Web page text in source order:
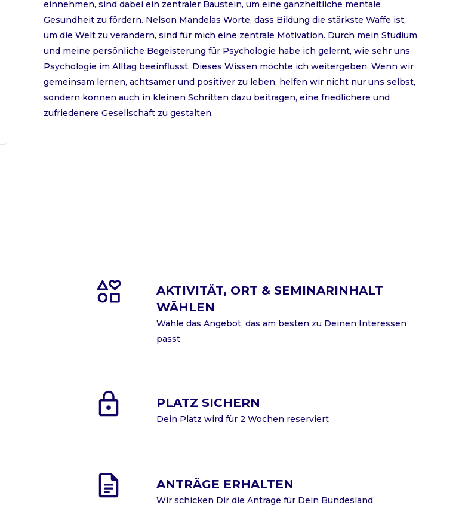
einnehmen, sind dabei ein zentraler Baustein, um eine ganzheitliche mentale
Gesundheit zu fördern. Nelson Mandelas Worte, dass Bildung die stärkste Waffe ist,
um die Welt zu verändern, sind für mich eine zentrale Motivation. Durch mein Studium
und meine persönliche Begeisterung für Psychologie habe ich gelernt, wie sehr uns
Psychologie im Alltag beeinflusst. Dieses Wissen möchte ich weitergeben. Wenn wir
gemeinsam lernen, achtsamer und positiver zu leben, helfen wir nicht nur uns selbst,
sondern können auch in kleinen Schritten dazu beitragen, eine friedlichere und
zufriedenere Gesellschaft zu gestalten.
AKTIVITÄT, ORT & SEMINARINHALT
WÄHLEN
Wähle das Angebot, das am besten zu Deinen Interessen
passt
PLATZ SICHERN
Dein Platz wird für 2 Wochen reserviert
ANTRÄGE ERHALTEN
Wir schicken Dir die Anträge für Dein Bundesland